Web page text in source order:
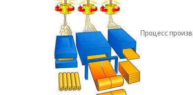
Процесс